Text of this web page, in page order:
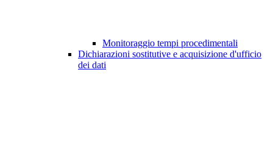
Monitoraggio tempi procedimentali
Dichiarazioni sostitutive e acquisizione d'ufficio
dei dati